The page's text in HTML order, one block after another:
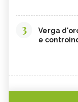
3
Verga
e